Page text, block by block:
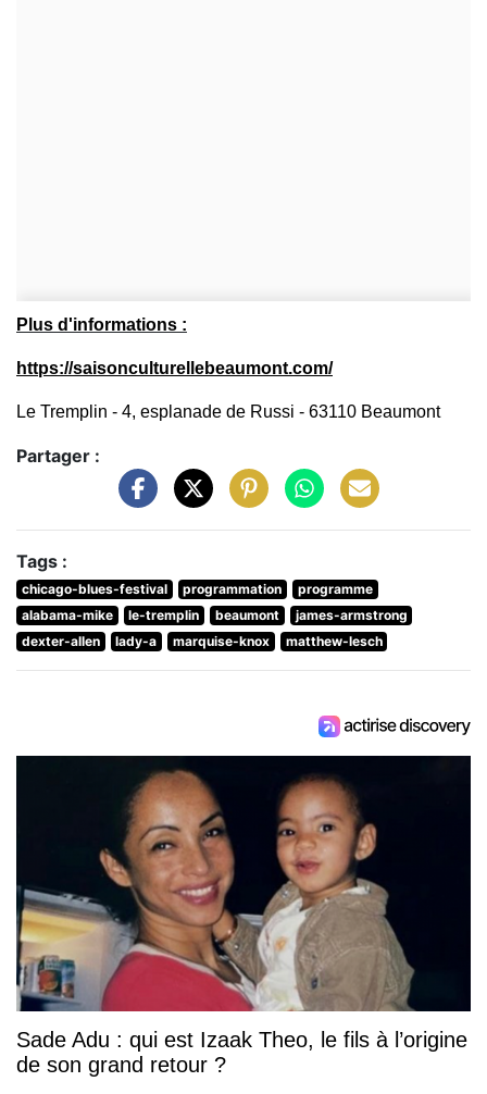
Plus d'informations :
https://saisonculturellebeaumont.com/
Le Tremplin - 4, esplanade de Russi - 63110 Beaumont
Partager :
Tags :
chicago-blues-festival programmation
programme
alabama-mike
le-tremplin beaumont
james-armstrong
dexter-allen
lady-a marquise-knox matthew-lesch
Sade Adu : qui est Izaak Theo, le fils à l’origine
de son grand retour ?